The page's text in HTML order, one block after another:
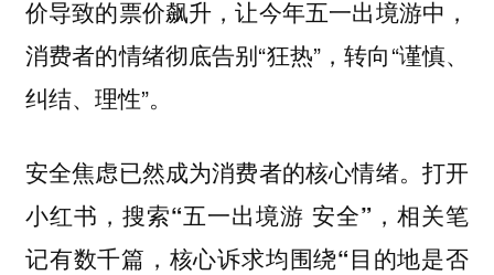
价导致的票价飙升，让今年五一出境游中，
消费者的情绪彻底告别“狂热”，转向“谨慎、
纠结、理性”。
安全焦虑已然成为消费者的核心情绪。打开
小红书，搜索“五一出境游 安全”，相关笔
记有数千篇，核心诉求均围绕“目的地是否